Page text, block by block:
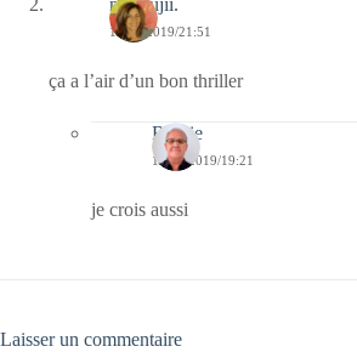
missfujii.
18/04/2019/21:51
ça a l’air d’un bon thriller
Bernie
19/04/2019/19:21
je crois aussi
Laisser un commentaire